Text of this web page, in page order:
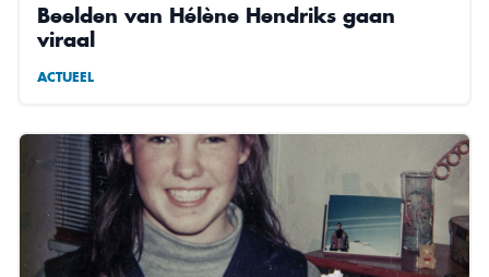
Beelden van Hélène Hendriks gaan
viraal
ACTUEEL